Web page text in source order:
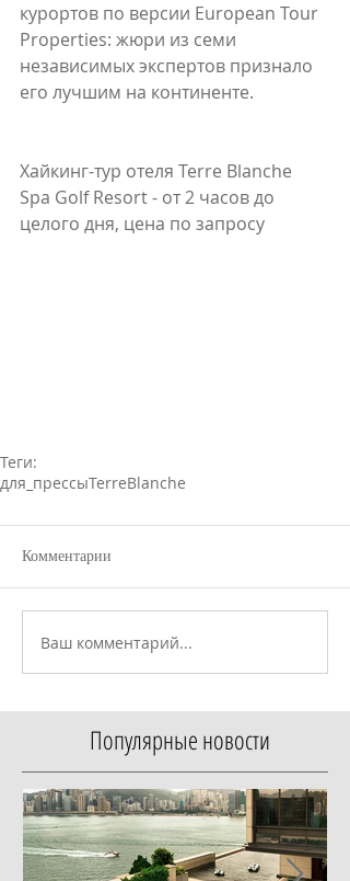
курортов по версии European Tour
Properties: жюри из семи
независимых экспертов признало
его лучшим на континенте.
Хайкинг-тур отеля Terre Blanche
Spa Golf Resort - от 2 часов до
целого дня, цена по запросу
Теги:
для_прессыTerreBlanche
Комментарии
Ваш комментарий...
Популярные новости